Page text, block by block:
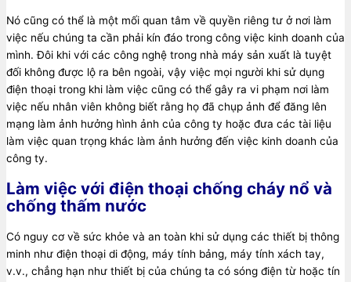
Nó cũng có thể là một mối quan tâm về quyền riêng tư ở nơi làm
việc nếu chúng ta cần phải kín đáo trong công việc kinh doanh của
mình. Đôi khi với các công nghệ trong nhà máy sản xuất là tuyệt
đối không được lộ ra bên ngoài, vậy việc mọi người khi sử dụng
điện thoại trong khi làm việc cũng có thể gây ra vi phạm nơi làm
việc nếu nhân viên không biết rằng họ đã chụp ảnh để đăng lên
mạng làm ảnh hưởng hình ảnh của công ty hoặc đưa các tài liệu
làm việc quan trọng khác làm ảnh hưởng đến việc kinh doanh của
công ty.
Làm việc với điện thoại chống cháy nổ và
chống thấm nước
Có nguy cơ về sức khỏe và an toàn khi sử dụng các thiết bị thông
minh như điện thoại di động, máy tính bảng, máy tính xách tay,
v.v., chẳng hạn như thiết bị của chúng ta có sóng điện từ hoặc tín